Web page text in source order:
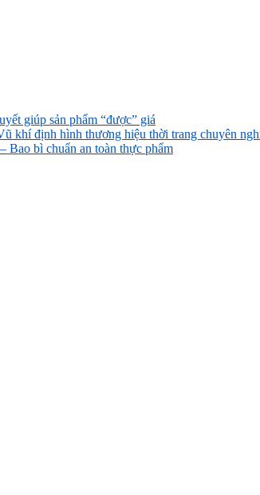
giúp sản phẩm “được” giá
khí định hình thương hiệu thời trang chuyên
Bao bì chuẩn an toàn thực phẩm